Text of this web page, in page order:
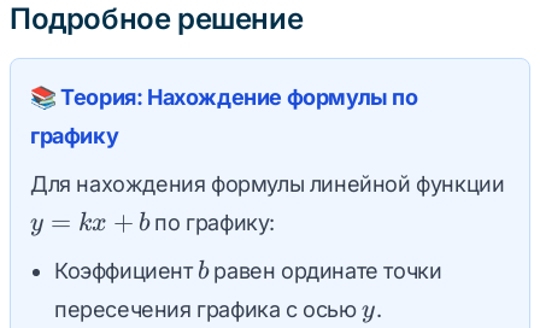
Подробное решение
📚 Теория: Нахождение формулы по
графику
Для нахождения формулы линейной функции
y = kx + bпо графику:
Коэффициентb
bравен ординате точки
пересечения графика с осьюy
y.